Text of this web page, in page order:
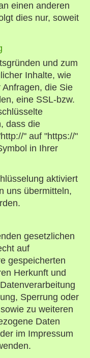
einen anderen
dies nur, soweit
und zum
Inhalte, wie
die Sie
eine SSL-bzw.
dass die
" auf "https://"
in Ihrer
aktiviert
uns übermitteln,
gesetzlichen
auf
gespeicherten
Herkunft und
Sperrung oder
zu weiteren
Daten
im Impressum